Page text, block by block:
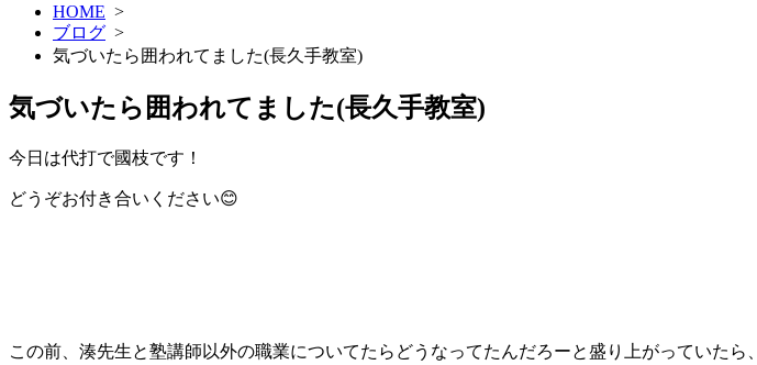
HOME >
ブログ >
気づいたら囲われてました(長久手教室)
気づいたら囲われてました(長久手教室)
今日は代打で國枝です！
どうぞお付き合いください😊
この前、湊先生と塾講師以外の職業についてたらどうなってたんだろーと盛り上がっていたら、